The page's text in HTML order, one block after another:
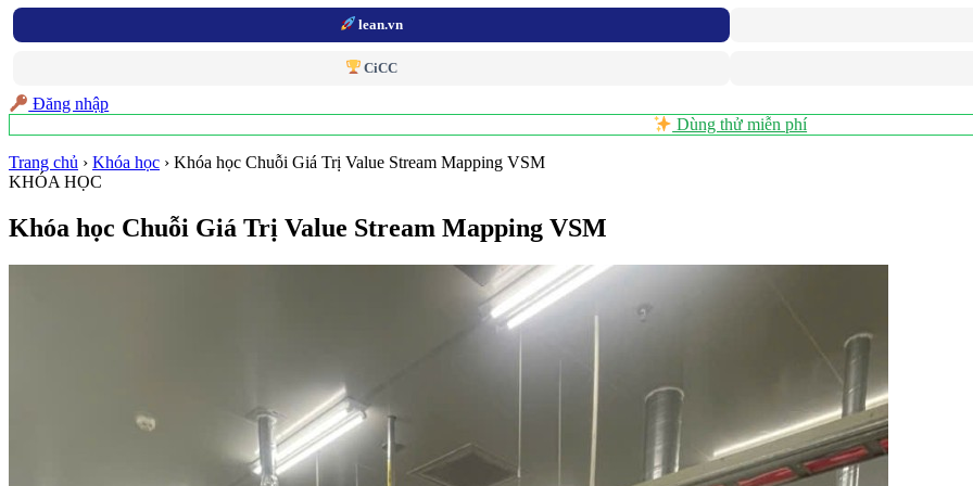
lean.vn
CiCC
Đăng nhập
Dùng thử miễn phí
Trang chủ › Khóa học › Khóa học Chuỗi Giá Trị Value Stream Mapping VSM
KHÓA HỌC
Khóa học Chuỗi Giá Trị Value Stream Mapping VSM